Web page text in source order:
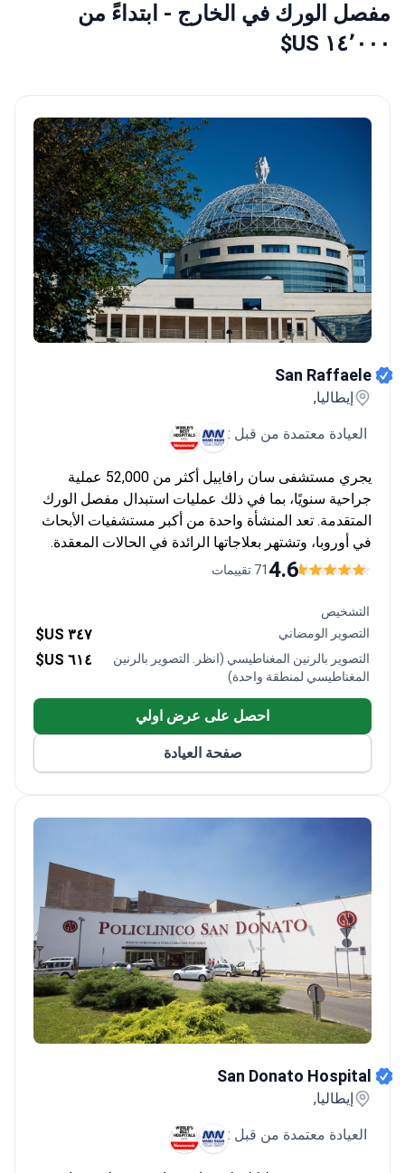
مفصل الورك في الخارج - ابتداءً من
١٤٬٠٠٠ US$
San Raffaele
إيطاليا,
العيادة معتمدة من قبل :
يجري مستشفى سان رافاييل أكثر من 52,000 عملية
جراحية سنويًا، بما في ذلك عمليات استبدال مفصل الورك
المتقدمة. تعد المنشأة واحدة من أكبر مستشفيات الأبحاث
في أوروبا، وتشتهر بعلاجاتها الرائدة في الحالات المعقدة.
4.671 تقييمات
التشخيص
التصوير الومضاني
٣٤٧ US$
التصوير بالرنين المغناطيسي (انظر. التصوير بالرنين
المغناطيسي لمنطقة واحدة)
٦١٤ US$
احصل على عرض اولي
صفحة العيادة
San Donato Hospital
إيطاليا,
العيادة معتمدة من قبل :